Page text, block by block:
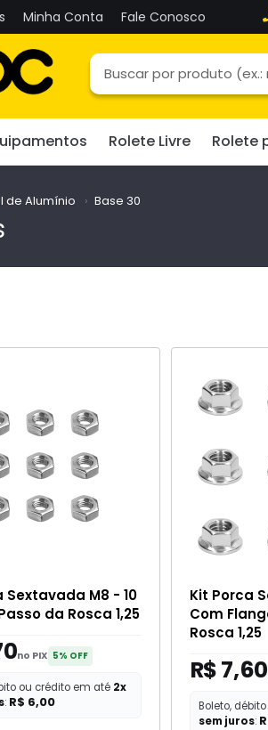
Minha Conta Fale Conosco
Rolete Livre Rolete
de Alumínio Base 30
Sextavada M8 - 10
da Rosca 1,25
no PIX 5% OFF
ou crédito em até 2x
: R$ 6,00
Kit Porca
Com
Rosca 1,25
R$ 7,60
Boleto,
sem juros: